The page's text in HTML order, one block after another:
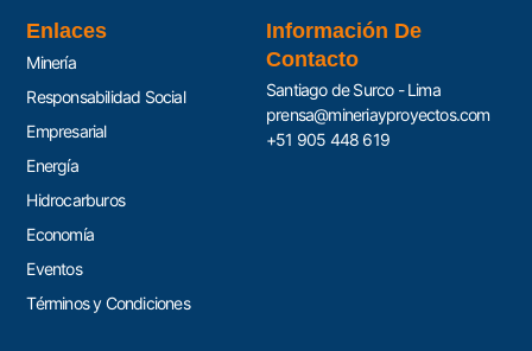
Enlaces
Minería
Responsabilidad Social
Empresarial
Energía
Hidrocarburos
Economía
Eventos
Términos y Condiciones
Información De
Contacto
Santiago de Surco - Lima
prensa@mineriayproyectos.com
+51 905 448 619